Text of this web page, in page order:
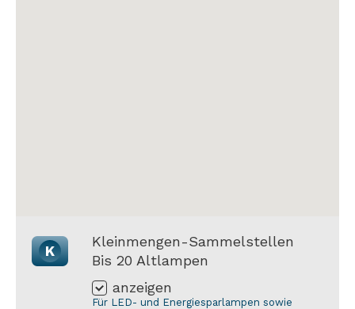
K
Kleinmengen-Sammelstellen
Bis 20 Altlampen
anzeigen
Für LED- und Energiesparlampen sowie